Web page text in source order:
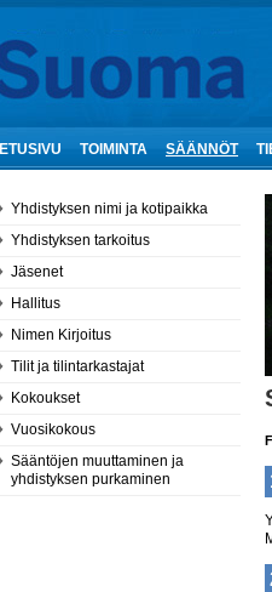
ETUSIVU TOIMINTA SÄÄNNÖT
Yhdistyksen nimi ja kotipaikka
Yhdistyksen tarkoitus
Jäsenet
Hallitus
Nimen Kirjoitus
Tilit ja tilintarkastajat
Kokoukset
Vuosikokous
Sääntöjen muuttaminen ja
yhdistyksen purkaminen